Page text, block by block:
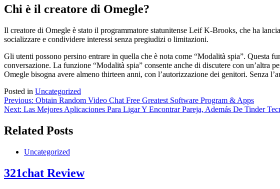
Chi è il creatore di Omegle?
Il creatore di Omegle è stato il programmatore statunitense Leif K-Brooks, che ha
socializzare e condividere interessi senza pregiudizi o limitazioni.
Gli utenti possono persino entrare in quella che è nota come “Modalità spia”. Questa
conversazione. La funzione “Modalità spia” consente anche di discutere con un’altra
Omegle bisogna avere almeno thirteen anni, con l’autorizzazione dei genitori. Senza
Posted in Uncategorized
Post
navigation
Previous: Obtain Random Video Chat Free Greatest Software Program & Apps
Next: Las Mejores Aplicaciones Para Ligar Y Encontrar Pareja, Además De Tinder
Related Posts
Uncategorized
321chat Review